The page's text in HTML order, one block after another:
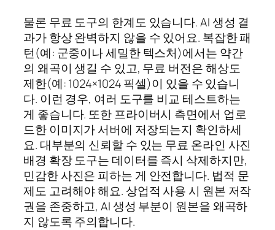
물론 무료 도구의 한계도 있습니다. AI 생성 결
과가 항상 완벽하지 않을 수 있어요. 복잡한 패
턴(예: 군중이나 세밀한 텍스처)에서는 약간
의 왜곡이 생길 수 있고, 무료 버전은 해상도
제한(예: 1024×1024 픽셀)이 있을 수 있습니
다. 이런 경우, 여러 도구를 비교 테스트하는
게 좋습니다. 또한 프라이버시 측면에서 업로
드한 이미지가 서버에 저장되는지 확인하세
요. 대부분의 신뢰할 수 있는 무료 온라인 사진
배경 확장 도구는 데이터를 즉시 삭제하지만,
민감한 사진은 피하는 게 안전합니다. 법적 문
제도 고려해야 해요. 상업적 사용 시 원본 저작
권을 존중하고, AI 생성 부분이 원본을 왜곡하
지 않도록 주의합니다.